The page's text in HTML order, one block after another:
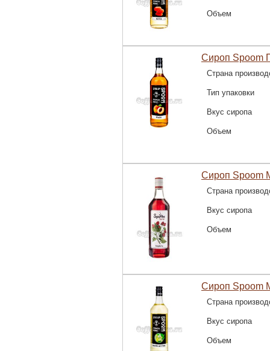
Объем
Сироп Spoom
Страна
Тип упаковки
Вкус сиропа
Объем
Сироп Spoom
Страна
Вкус сиропа
Объем
Сироп Spoom
Страна
Вкус сиропа
Объем